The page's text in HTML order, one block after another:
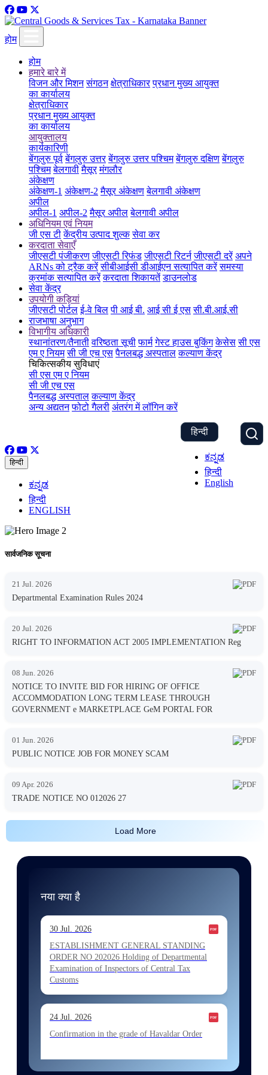
होम
होम
हमारे बारे में
विजन और मिशन संगठन क्षेत्राधिकार प्रधान मुख्य आयुक्त
का कार्यालय
क्षेत्राधिकार
प्रधान मुख्य आयुक्त
का कार्यालय
आयुक्तालय
कार्यकारिणी
बेंगलुरु पूर्व बेंगलुरु उत्तर बेंगलुरु उत्तर पश्चिम बेंगलुरु दक्षिण बेंगलुरु
पश्चिम बेलगावी मैसूर मंगलौर
अंकेक्षण
अंकेक्षण-1 अंकेक्षण-2 मैसूर अंकेक्षण बेलगावी अंकेक्षण
अपील
अपील-1 अपील-2 मैसूर अपील बेलगावी अपील
अधिनियम एवं नियम
जी एस टी केंद्रीय उत्पाद शुल्क सेवा कर
करदाता सेवाएँ
जीएसटी पंजीकरण जीएसटी रिफंड जीएसटी रिटर्न जीएसटी दरें अपने
ARNs को ट्रैक करें सीबीआईसी डीआईएन सत्यापित करें समस्या
क्रमांक सत्यापित करें करदाता शिकायतें डाउनलोड
सेवा केंद्र
उपयोगी कड़ियां
जीएसटी पोर्टल ई-वे बिल पी आई बी. आई सी ई एस सी.बी.आई.सी
राजभाषा अनुभाग
विभागीय अधिकारी
स्थानांतरण/तैनाती वरिष्ठता सूची फार्म गेस्ट हाउस बुकिंग केसेस सी एस
एम ए नियम सी जी एच एस पैनलबद्ध अस्पताल कल्याण केंद्र
चिकित्सकीय सुविधाएं
सी एस एम ए नियम
सी जी एच एस
पैनलबद्ध अस्पताल कल्याण केंद्र
अन्य अद्यतन फोटो गैलरी अंतरंग में लॉगिन करें
हिन्दी
ಕನ್ನಡ
हिन्दी
English
हिन्दी
ಕನ್ನಡ
हिन्दी
ENGLISH
सार्वजनिक सूचना
21 Jul. 2026
Departmental Examination Rules 2024
20 Jul. 2026
RIGHT TO INFORMATION ACT 2005 IMPLEMENTATION Reg
08 Jun. 2026
NOTICE TO INVITE BID FOR HIRING OF OFFICE
ACCOMMODATION LONG TERM LEASE THROUGH
GOVERNMENT e MARKETPLACE GeM PORTAL FOR
01 Jun. 2026
PUBLIC NOTICE JOB FOR MONEY SCAM
09 Apr. 2026
TRADE NOTICE NO 012026 27
Load More
नया क्या है
30 Jul. 2026
ESTABLISHMENT GENERAL STANDING
ORDER NO 202026 Holding of Departmental
Examination of Inspectors of Central Tax
Customs
24 Jul. 2026
Confirmation in the grade of Havaldar Order